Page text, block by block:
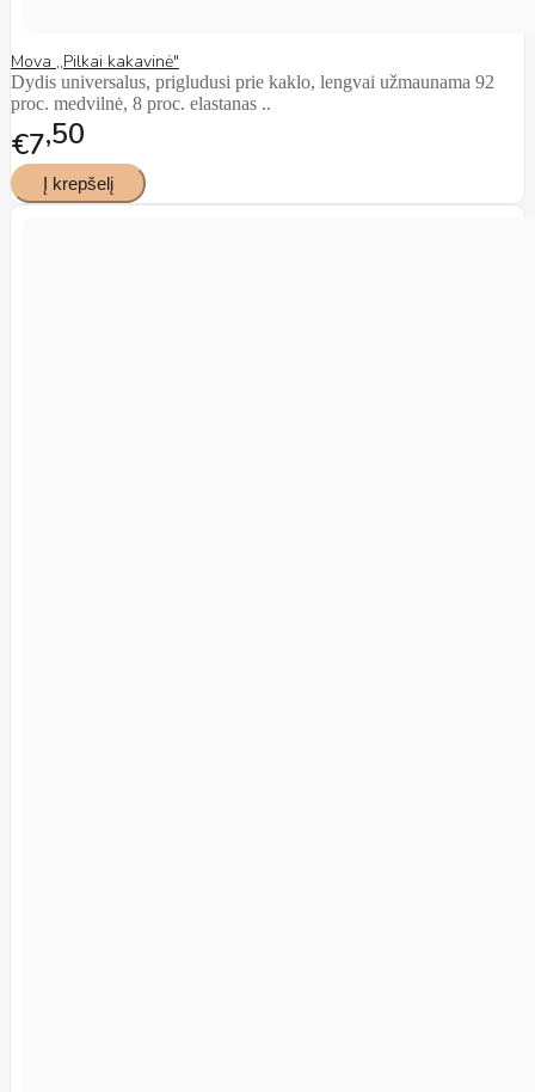
Mova ,,Pilkai kakavinė"
Dydis universalus, prigludusi prie kaklo, lengvai užmaunama 92
proc. medvilnė, 8 proc. elastanas ..
€7 50